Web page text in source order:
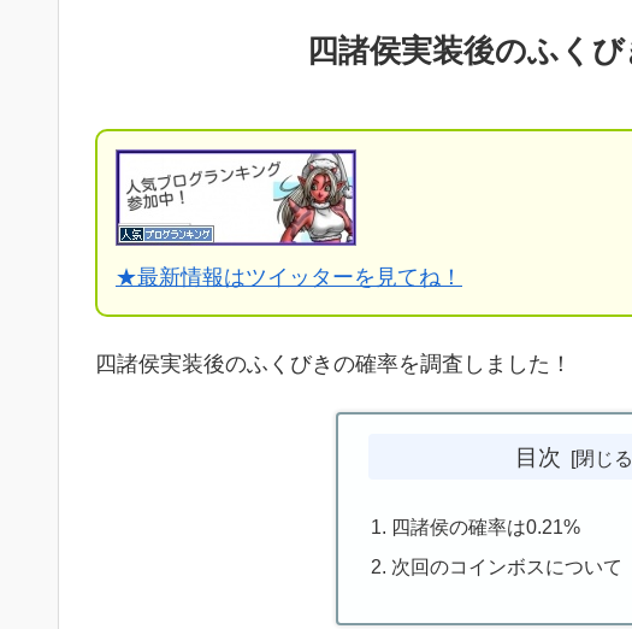
四諸侯実装後のふくび
★最新情報はツイッターを見てね！
四諸侯実装後のふくびきの確率を調査しました！
目次
四諸侯の確率は0.21%
次回のコインボスについて